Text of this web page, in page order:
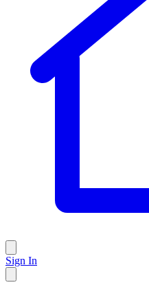
Sign In